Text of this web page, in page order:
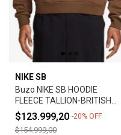
NIKE SB
Buzo NIKE SB HOODIE
FLEECE TALLION-BRITISH
TAN
$123.999,20 -20% OFF
$154.999,00